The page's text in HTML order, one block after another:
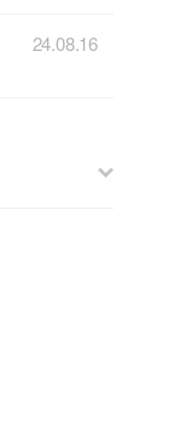
24.08.16